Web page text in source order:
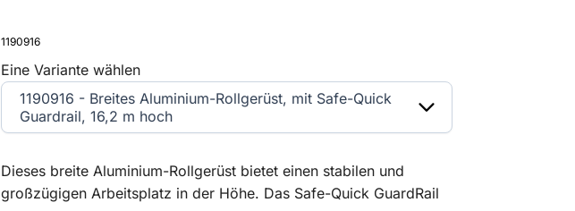
1190916
Dieses breite Aluminium-Rollgerüst bietet einen stabilen und
großzügigen Arbeitsplatz in der Höhe. Das Safe-Quick GuardRail
Eine Variante wählen
1190916 - Breites Aluminium-Rollgerüst, mit Safe-Quick
Guardrail, 16,2 m hoch